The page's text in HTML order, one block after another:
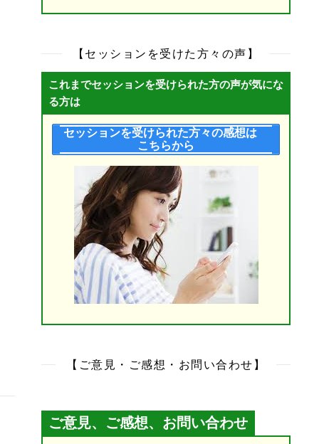
【セッションを受けた方々の声】
これまでセッションを受けられた方の声が気にな
る方は
セッションを受けられた方々の感想は
こちらから
【ご意見・ご感想・お問い合わせ】
ご意見、ご感想、お問い合わせ